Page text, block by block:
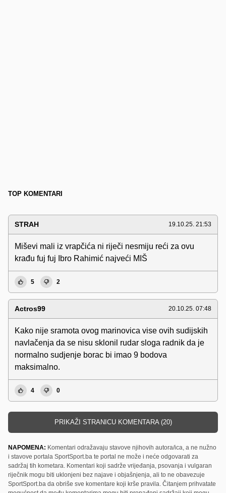
TOP KOMENTARI
STRAH 19.10.25. 21:53
Miševi mali iz vrapčića ni riječi nesmiju reći za ovu
krađu fuj fuj Ibro Rahimić najveći MIŠ
5 2
Actros99 20.10.25. 07:48
Kako nije sramota ovog marinovica vise ovih sudijskih
navlačenja da se nisu sklonil rudar sloga radnik da je
normalno sudjenje borac bi imao 9 bodova
maksimalno.
4 0
PRIKAŽI STRANICU KOMENTARA (20)
NAPOMENA: Komentari odražavaju stavove njihovih autora/ica, a ne nužno
i stavove portala SportSport.ba te portal ne može i neće odgovarati za
sadržaj tih kometara. Komentari koji sadrže vrijeđanja, psovanja i vulgaran
riječnik mogu biti uklonjeni bez najave i objašnjenja, ali to ne obavezuje
SportSport.ba da obriše sve komentare koji krše pravila. Čitanjem prihvatate